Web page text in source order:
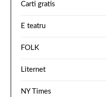
Carti gratis
E teatru
FOLK
Liternet
NY Times